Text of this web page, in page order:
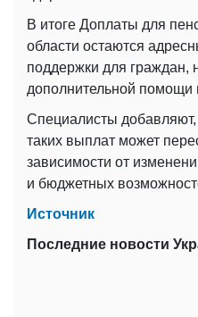
В итоге Доплаты для
области остаются
поддержки для граждан,
дополнительной помощи
Специалисты
таких выплат может
зависимости от
и бюджетных
Источник
Последние новости